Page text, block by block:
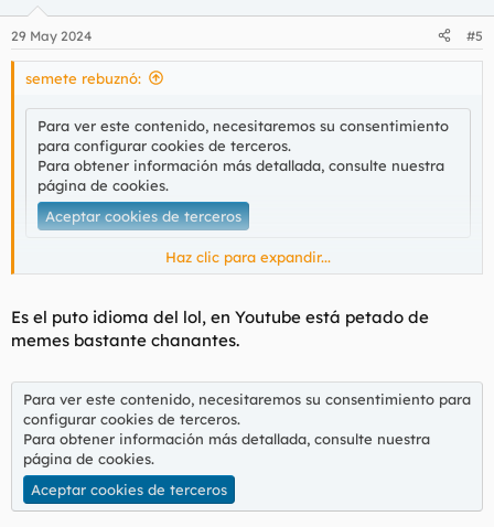
e
s
29 May 2024 #5
semete rebuznó:
Para ver este contenido, necesitaremos su consentimiento
para configurar cookies de terceros.
Para obtener información más detallada, consulte nuestra
página de cookies.
Aceptar cookies de terceros
No encontré una versión sin el bigote arrocet de al lado pero
Haz clic para expandir...
Es el puto idioma del lol, en Youtube está petado de
memes bastante chanantes.
Para ver este contenido, necesitaremos su consentimiento para
configurar cookies de terceros.
Para obtener información más detallada, consulte nuestra
página de cookies.
Aceptar cookies de terceros